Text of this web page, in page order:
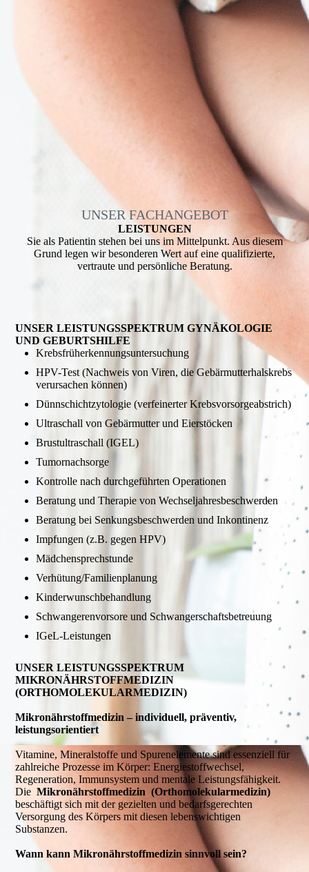
UNSER FACHANGEBOT
LEISTUNGEN
Sie als Patientin stehen bei uns im Mittelpunkt. Aus diesem
Grund legen wir besonderen Wert auf eine qualifizierte,
vertraute und persönliche Beratung.
UNSER LEISTUNGSSPEKTRUM GYNÄKOLOGIE
UND GEBURTSHILFE
Krebsfrüherkennungsuntersuchung
HPV-Test (Nachweis von Viren, die Gebärmutterhalskrebs
verursachen können)
Dünnschichtzytologie (verfeinerter Krebsvorsorgeabstrich)
Ultraschall von Gebärmutter und Eierstöcken
Brustultraschall (IGEL)
Tumornachsorge
Kontrolle nach durchgeführten Operationen
Beratung und Therapie von Wechseljahresbeschwerden
Beratung bei Senkungsbeschwerden und Inkontinenz
Impfungen (z.B. gegen HPV)
Mädchensprechstunde
Verhütung/Familienplanung
Kinderwunschbehandlung
Schwangerenvorsore und Schwangerschaftsbetreuung
IGeL-Leistungen
UNSER LEISTUNGSSPEKTRUM
MIKRONÄHRSTOFFMEDIZIN
(ORTHOMOLEKULARMEDIZIN)
Mikronährstoffmedizin – individuell, präventiv,
leistungsorientiert
Vitamine, Mineralstoffe und Spurenelemente sind essenziell für
zahlreiche Prozesse im Körper: Energiestoffwechsel,
Regeneration, Immunsystem und mentale Leistungsfähigkeit.
Die Mikronährstoffmedizin (Orthomolekularmedizin)
beschäftigt sich mit der gezielten und bedarfsgerechten
Versorgung des Körpers mit diesen lebenswichtigen
Substanzen.
Wann kann Mikronährstoffmedizin sinnvoll sein?